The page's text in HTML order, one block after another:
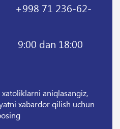
+998 71 236-62-
9:00 dan 18:00
aniqlasangiz,
xabardor qilish uchun